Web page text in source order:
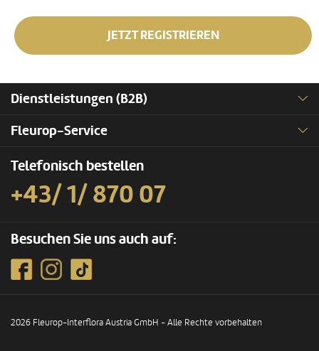
JETZT REGISTRIEREN
Dienstleistungen (B2B)
Fleurop-Service
Telefonisch bestellen
+43/ 1/ 870 07
Besuchen Sie uns auch auf:
2026 Fleurop-Interflora Austria GmbH - Alle Rechte vorbehalten